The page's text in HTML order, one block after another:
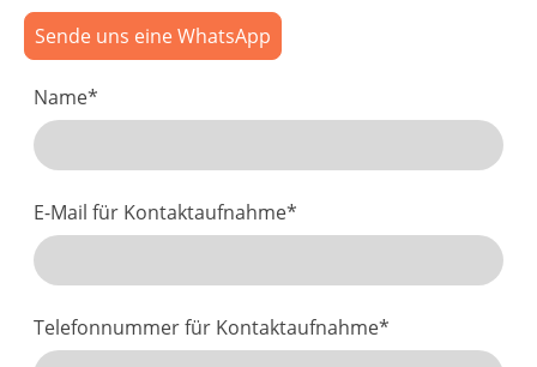
Sende uns eine WhatsApp
Name*
E-Mail für Kontaktaufnahme*
Telefonnummer für Kontaktaufnahme*